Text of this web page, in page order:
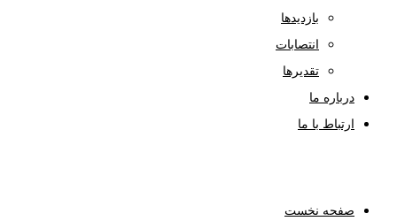
بازدیدها
انتصابات
تقدیرها
درباره ما
ارتباط با ما
صفحه نخست